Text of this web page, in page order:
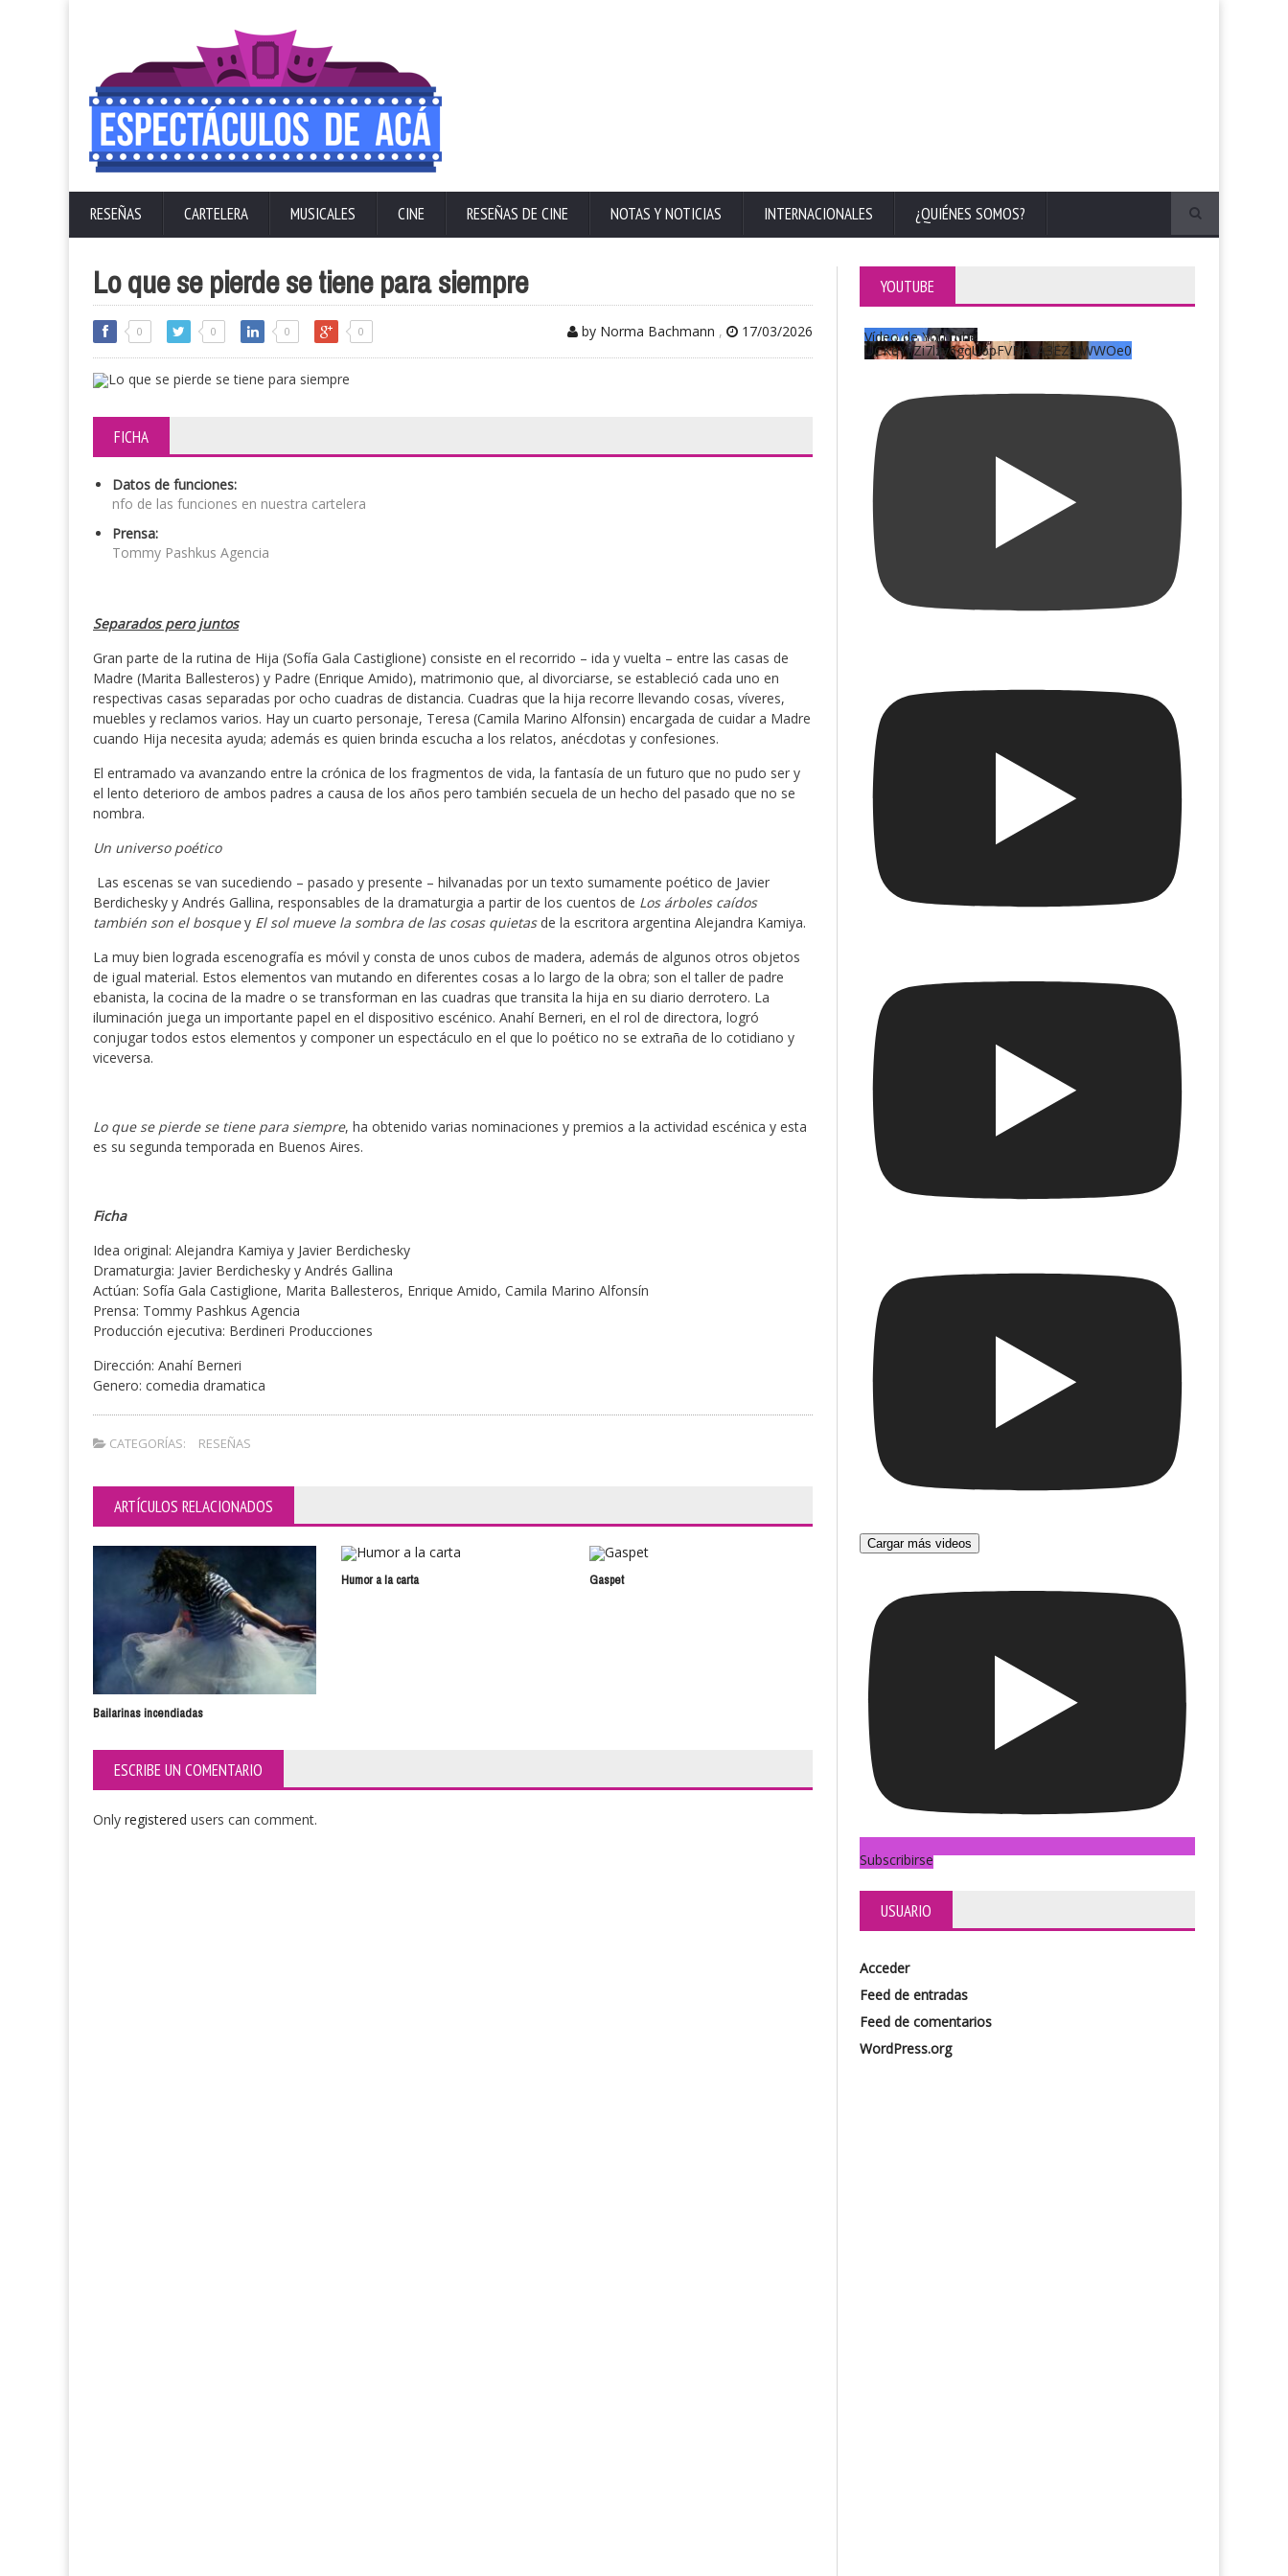
RESEÑAS CARTELERA MUSICALES CINE RESEÑAS DE CINE NOTAS Y NOTICIAS INTERNACIONALES ¿QUIÉNES SOMOS?
Lo que se pierde se tiene para siempre
0 0 0 0 by Norma Bachmann , 17/03/2026
FICHA
Datos de funciones:
nfo de las funciones en nuestra cartelera
Prensa:
Tommy Pashkus Agencia
Separados pero juntos
Gran parte de la rutina de Hija (Sofía Gala Castiglione) consiste en el recorrido – ida y vuelta – entre las casas de
Madre (Marita Ballesteros) y Padre (Enrique Amido), matrimonio que, al divorciarse, se estableció cada uno en
respectivas casas separadas por ocho cuadras de distancia. Cuadras que la hija recorre llevando cosas, víveres,
muebles y reclamos varios. Hay un cuarto personaje, Teresa (Camila Marino Alfonsin) encargada de cuidar a Madre
cuando Hija necesita ayuda; además es quien brinda escucha a los relatos, anécdotas y confesiones.
El entramado va avanzando entre la crónica de los fragmentos de vida, la fantasía de un futuro que no pudo ser y
el lento deterioro de ambos padres a causa de los años pero también secuela de un hecho del pasado que no se
nombra.
Un universo poético
Las escenas se van sucediendo – pasado y presente – hilvanadas por un texto sumamente poético de Javier
Berdichesky y Andrés Gallina, responsables de la dramaturgia a partir de los cuentos de Los árboles caídos
también son el bosquey El sol mueve la sombra de las cosas quietasde la escritora argentina Alejandra Kamiya.
La muy bien lograda escenografía es móvil y consta de unos cubos de madera, además de algunos otros objetos
de igual material. Estos elementos van mutando en diferentes cosas a lo largo de la obra; son el taller de padre
ebanista, la cocina de la madre o se transforman en las cuadras que transita la hija en su diario derrotero. La
iluminación juega un importante papel en el dispositivo escénico. Anahí Berneri, en el rol de directora, logró
conjugar todos estos elementos y componer un espectáculo en el que lo poético no se extraña de lo cotidiano y
viceversa.
Lo que se pierde se tiene para siempre, ha obtenido varias nominaciones y premios a la actividad escénica y esta
es su segunda temporada en Buenos Aires.
Ficha
Idea original: Alejandra Kamiya y Javier Berdichesky
Dramaturgia: Javier Berdichesky y Andrés Gallina
Actúan: Sofía Gala Castiglione, Marita Ballesteros, Enrique Amido, Camila Marino Alfonsín
Prensa: Tommy Pashkus Agencia
Producción ejecutiva: Berdineri Producciones
Dirección: Anahí Berneri
Genero: comedia dramatica
CATEGORÍAS: RESEÑAS
ARTÍCULOS RELACIONADOS
Bailarinas incendiadas
Humor a la carta Gaspet
ESCRIBE UN COMENTARIO
Only registered users can comment.
YOUTUBE
Vídeo de YouTube
UCKqYjiZi7lzy6gqU6pFVFiA_A3EZ9JWWOe0
Cargar más videos
Subscribirse
USUARIO
Acceder
Feed de entradas
Feed de comentarios
WordPress.org